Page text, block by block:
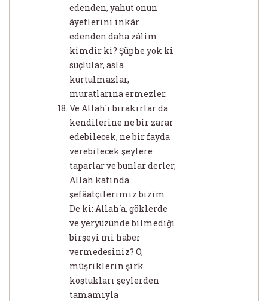
edenden, yahut onun
âyetlerini inkâr
edenden daha zâlim
kimdir ki? Şüphe yok ki
suçlular, asla
kurtulmazlar,
muratlarına ermezler.
Ve Allah´ı bırakırlar da
kendilerine ne bir zarar
edebilecek, ne bir fayda
verebilecek şeylere
taparlar ve bunlar derler,
Allah katında
şefâatçilerimiz bizim.
De ki: Allah´a, göklerde
ve yeryüzünde bilmediği
birşeyi mi haber
vermedesiniz? O,
müşriklerin şirk
koştukları şeylerden
tamamıyla